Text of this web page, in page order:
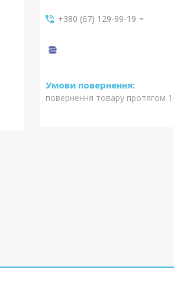
+380 (67) 129-99-19
повернення товару протягом